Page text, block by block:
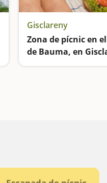
Gisclareny
Zona de pícnic en
de Bauma, en